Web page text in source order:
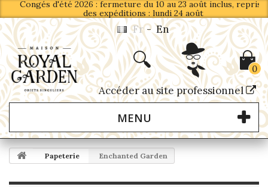
Congés d'été 2026 : fermeture du 10 au 23 août inclus, reprise
des expéditions : lundi 24 août
Fr - En
0
MENU
Accéder au site professionnel
Papeterie Enchanted Garden